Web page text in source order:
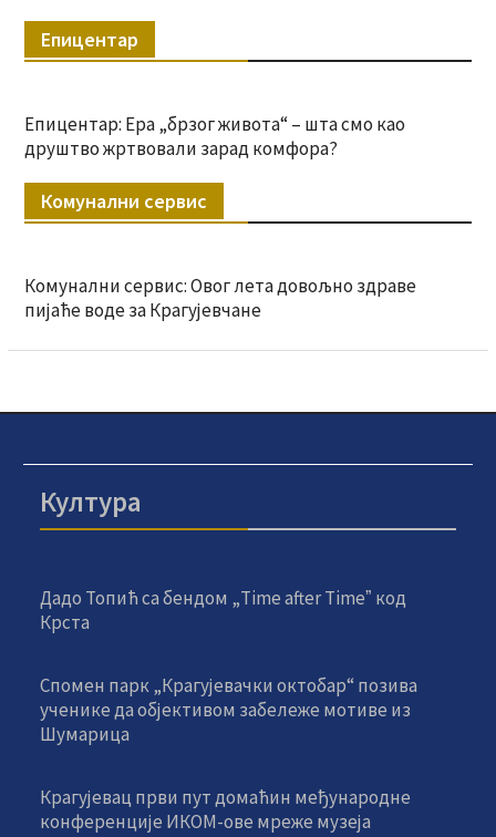
Епицентар
Епицентар: Ера „брзог живота“ – шта смо као
друштво жртвовали зарад комфора?
Комунални сервис
Комунални сервис: Овог лета довољно здраве
пијаће воде за Крагујевчане
Култура
Дадо Топић са бендом „Time after Timeˮ код
Крста
Спомен парк „Крагујевачки октобар“ позива
ученике да објективом забележе мотиве из
Шумарица
Крагујевац први пут домаћин међународне
конференције ИКОМ-ове мреже музеја